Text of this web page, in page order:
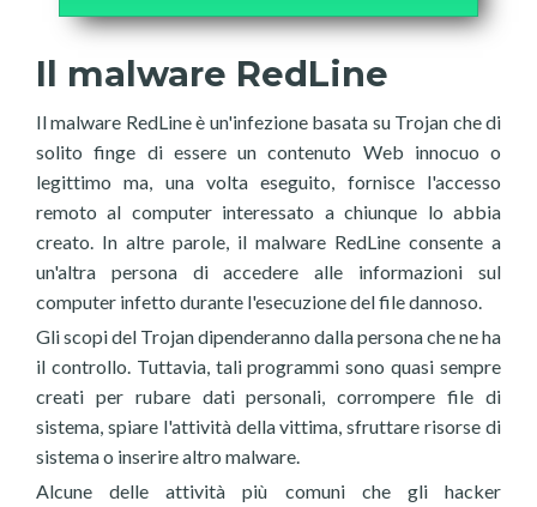
Il malware RedLine
Il malware RedLine è un'infezione basata su Trojan che di
solito finge di essere un contenuto Web innocuo o
legittimo ma, una volta eseguito, fornisce l'accesso
remoto al computer interessato a chiunque lo abbia
creato. In altre parole, il malware RedLine consente a
un'altra persona di accedere alle informazioni sul
computer infetto durante l'esecuzione del file dannoso.
Gli scopi del Trojan dipenderanno dalla persona che ne ha
il controllo. Tuttavia, tali programmi sono quasi sempre
creati per rubare dati personali, corrompere file di
sistema, spiare l'attività della vittima, sfruttare risorse di
sistema o inserire altro malware.
Alcune delle attività più comuni che gli hacker